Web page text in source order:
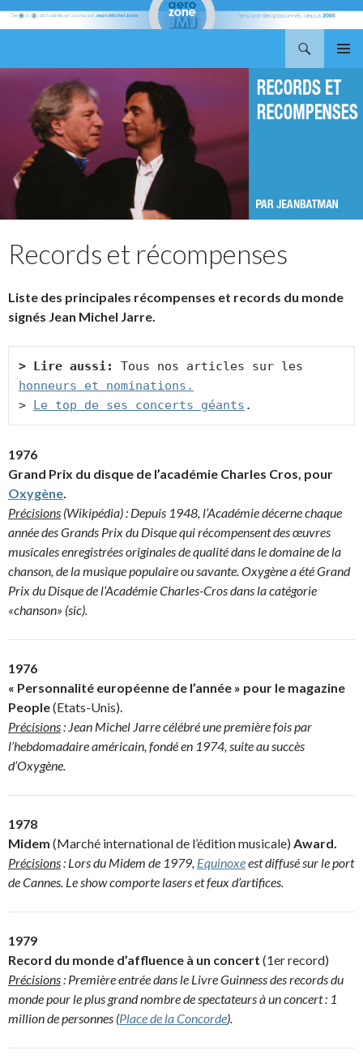
CONTENU
Records et récompenses
Liste des principales récompenses et records du monde
signés Jean Michel Jarre.
> Lire aussi:
> Le top de ses concerts géants .
1976
Grand Prix du disque de l’académie Charles Cros, pour
Oxygène.
Précisions (Wikipédia) : Depuis 1948, l’Académie décerne chaque
année des Grands Prix du Disque qui récompensent des œuvres
musicales enregistrées originales de qualité dans le domaine de la
chanson, de la musique populaire ou savante. Oxygène a été Grand
Prix du Disque de l’Académie Charles-Cros dans la catégorie
«chanson» (sic).
1976
« Personnalité européenne de l’année » pour le magazine
People(Etats-Unis).
Précisions: Jean Michel Jarre célébré une première fois par
l’hebdomadaire américain, fondé en 1974, suite au succès
d’Oxygène.
1978
Midem (Marché international de l’édition musicale) Award.
Précisions: Lors du Midem de 1979, Equinoxeest diffusé sur le port
de Cannes. Le show comporte lasers et feux d’artifices.
1979
Record du monde d’affluence à un concert (1er record)
Précisions: Première entrée dans le Livre Guinness des records du
monde pour le plus grand nombre de spectateurs à un concert : 1
million de personnes (Place de la Concorde).